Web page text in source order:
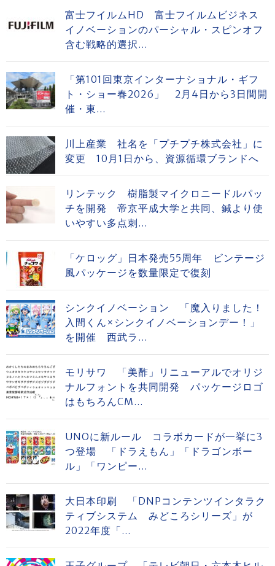
富士フイルムHD 富士フイルムビジネス
イノベーションのパーシャル・スピンオフ
含む戦略的選択...
「第101回東京インターナショナル・ギフ
ト・ショー春2026」 2月4日から3日間開
催・東...
川上産業 社名を「プチプチ株式会社」に
変更 10月1日から、資源循環ブランドへ
リンテック 樹脂製マイクロニードルパッ
チを開発 帝京平成大学と共同、鍼より使
いやすい多点刺...
「ケロッグ」日本発売55周年 ビンテージ
風パッケージを数量限定で復刻
シンクイノベーション 「魔入りました！
入間くん×シンクイノベーションデー！」
を開催 西武ラ...
モリサワ 「美酢」リニューアルでオリジ
ナルフォントを共同開発 パッケージロゴ
はもちろんCM...
UNOに新ルール コラボカードが一挙に3
つ登場 「ドラえもん」「ドラゴンボー
ル」「ワンピー...
大日本印刷 「DNPコンテンツインタラク
ティブシステム みどころシリーズ」が
2022年度「...